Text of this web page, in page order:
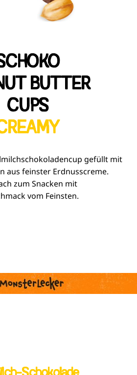
BUTTER
CUPS
gefüllt mit
aus feinster Erdnusscreme.
zum Snacken mit
vom Feinsten.